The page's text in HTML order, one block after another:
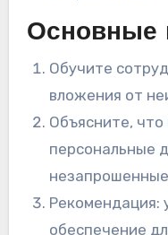
Основные
Обучите
вложения от
Объясните, что
персональные
Рекомендация:
обеспечение